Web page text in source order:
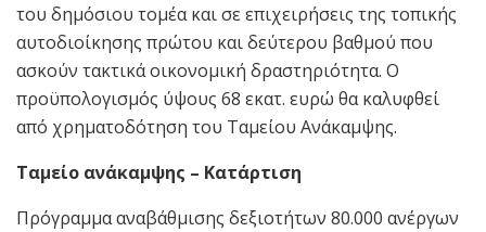
του δημόσιου τομέα και σε επιχειρήσεις της τοπικής
αυτοδιοίκησης πρώτου και δεύτερου βαθμού που
ασκούν τακτικά οικονομική δραστηριότητα. Ο
προϋπολογισμός ύψους 68 εκατ. ευρώ θα καλυφθεί
από χρηματοδότηση του Ταμείου Ανάκαμψης.
Ταμείο ανάκαμψης – Κατάρτιση
Πρόγραμμα αναβάθμισης δεξιοτήτων 80.000 ανέργων